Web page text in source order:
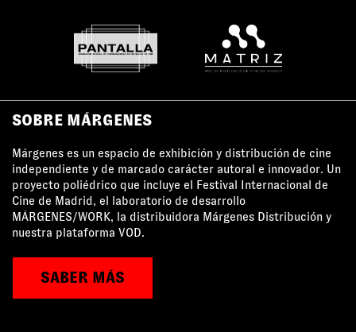
SOBRE MÁRGENES
Márgenes es un espacio de exhibición y distribución de cine
independiente y de marcado carácter autoral e innovador. Un
proyecto poliédrico que incluye el Festival Internacional de
Cine de Madrid, el laboratorio de desarrollo
MÁRGENES/WORK, la distribuidora Márgenes Distribución y
nuestra plataforma VOD.
SABER MÁS